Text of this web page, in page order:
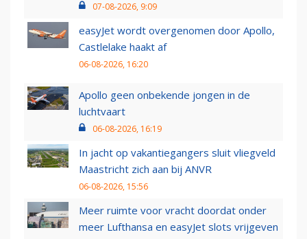
07-08-2026, 9:09
easyJet wordt overgenomen door Apollo,
Castlelake haakt af
06-08-2026, 16:20
Apollo geen onbekende jongen in de
luchtvaart
06-08-2026, 16:19
In jacht op vakantiegangers sluit vliegveld
Maastricht zich aan bij ANVR
06-08-2026, 15:56
Meer ruimte voor vracht doordat onder
meer Lufthansa en easyJet slots vrijgeven